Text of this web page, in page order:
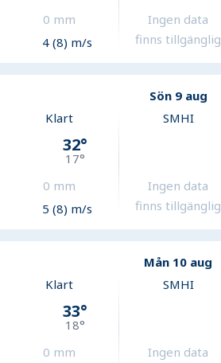
0 mm
4 (8) m/s
Ingen data
finns tillgänglig
Sön 9 aug
Klart
32°
17°
0 mm
5 (8) m/s
SMHI
Ingen data
finns tillgänglig
Mån 10 aug
Klart
33°
18°
0 mm
SMHI
Ingen data